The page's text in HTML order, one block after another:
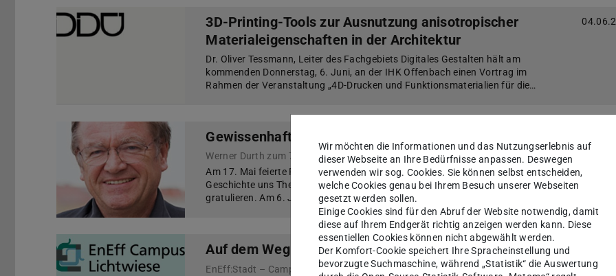
3D-Printing-Tools zur Ausnutzung anisotropischer
Materialeigenschaften in der Architektur
Dr. Oliver Tessmann, Leiter des Fachgebiets Digitales Gestalten hält am
kommenden Donnerstag, 6. Juni, an der IHK Offenbach einen Vortrag im
Rahmen der Veranstaltung „4D-Drucken und Funktionsmaterialien für die…
Gewissenhaft und schonungslos
Werner Durth zum 70. Geburtstag
Am 17. Mai feierte Prof. Dr. Werner Durth, bis 2017 Leiter des Fachgebiets
Geschichte uns Theorie der Architektur, seinen 70. Geburtstag. Wir
gratulieren. Am 6. Juni hält Werner Durth einen Vortrag im Kunstarchiv D…
Auf dem Weg zu einem energieeffizienten Campus
EnEff:Stadt – Campus Lichtwiese in der hoch3
Wir möchten die Informationen und das Nutzungserlebnis auf
dieser Webseite an Ihre Bedürfnisse anpassen. Deswegen
verwenden wir sog. Cookies. Sie können selbst entscheiden,
welche Cookies genau bei Ihrem Besuch unserer Webseiten
gesetzt werden sollen.
Einige Cookies sind für den Abruf der Website notwendig, damit
diese auf Ihrem Endgerät richtig anzeigen werden kann. Diese
essentiellen Cookies können nicht abgewählt werden.
Der Komfort-Cookie speichert Ihre Spracheinstellung und
bevorzugte Suchmaschine, während „Statistik“ die Auswertung